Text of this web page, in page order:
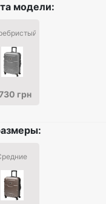
модели:
грн